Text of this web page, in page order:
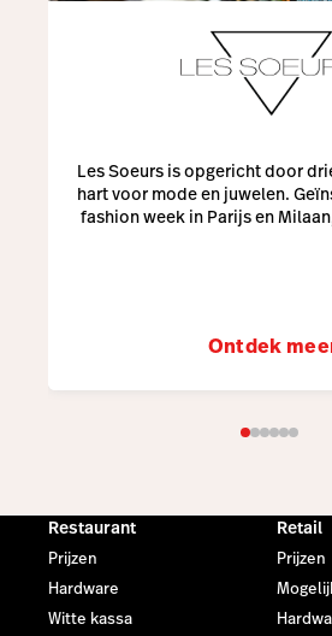
Les Soeurs is opgericht door
hart voor mode en juwelen.
fashion week in Parijs en
Ontdek
Restaurant
Prijzen
Hardware
Witte kassa
Retail
Prijzen